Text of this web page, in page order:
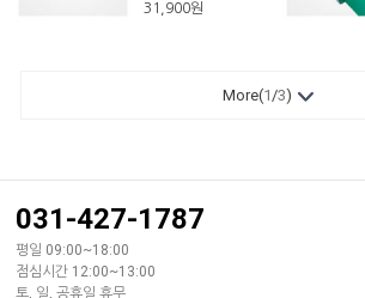
31,900원
More(1/3)
031-427-1787
평일 09:00~18:00
점심시간 12:00~13:00
토, 일, 공휴일 휴무